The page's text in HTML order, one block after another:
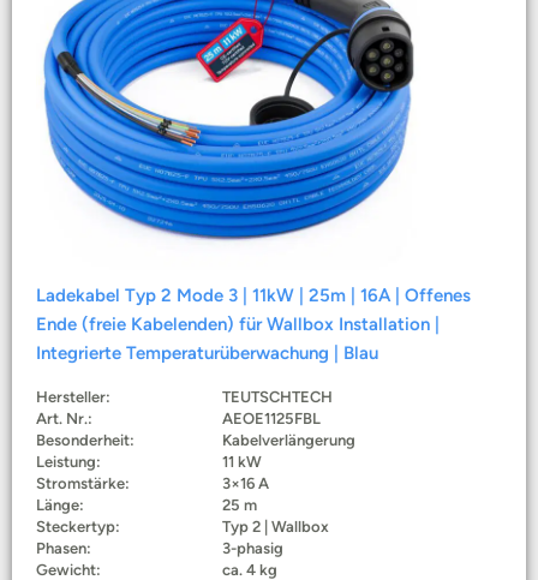
Ladekabel Typ 2 Mode 3 | 11kW | 25m | 16A | Offenes
Ende (freie Kabelenden) für Wallbox Installation |
Integrierte Temperaturüberwachung | Blau
Hersteller:
TEUTSCHTECH
Art. Nr.:
AEOE1125FBL
Besonderheit:
Leistung:
Kabelverlängerung
11 kW
Stromstärke:
Länge:
3×16 A
25 m
Steckertyp:
Phasen:
Typ 2 | Wallbox
3-phasig
Gewicht:
ca. 4 kg